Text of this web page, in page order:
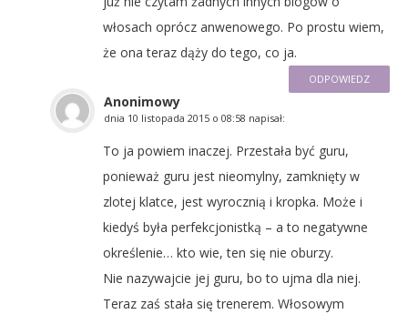
włosach oprócz anwenowego. Po prostu wiem,
że ona teraz dąży do tego, co ja.
ODPOWIEDZ
Anonimowy
dnia 10 listopada 2015 o 08:58 napisał:
To ja powiem inaczej. Przestała być guru,
ponieważ guru jest nieomylny, zamknięty w
zlotej klatce, jest wyrocznią i kropka. Może i
kiedyś była perfekcjonistką – a to negatywne
określenie… kto wie, ten się nie oburzy.
Nie nazywajcie jej guru, bo to ujma dla niej.
Teraz zaś stała się trenerem. Włosowym